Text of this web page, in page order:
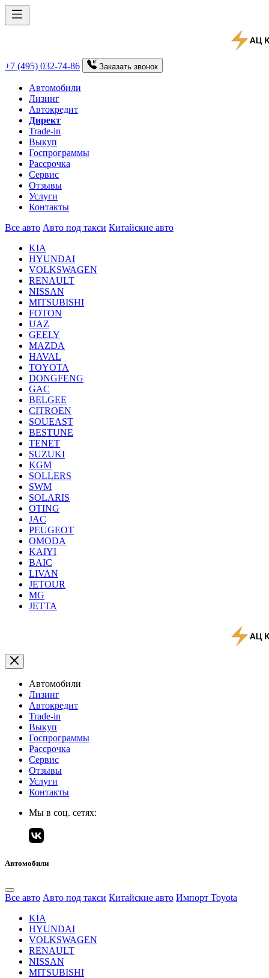
+7 (495) 032-74-86 Заказать звонок
Автомобили
Лизинг
Автокредит
Директ
Trade-in
Выкуп
Госпрограммы
Рассрочка
Сервис
Отзывы
Услуги
Контакты
Все авто Авто под такси Китайские авто
KIA
HYUNDAI
VOLKSWAGEN
RENAULT
NISSAN
MITSUBISHI
FOTON
UAZ
GEELY
MAZDA
HAVAL
TOYOTA
DONGFENG
GAC
BELGEE
CITROEN
SOUEAST
BESTUNE
TENET
SUZUKI
KGM
SOLLERS
SWM
SOLARIS
OTING
JAC
PEUGEOT
OMODA
KAIYI
BAIC
LIVAN
JETOUR
MG
JETTA
Автомобили
Лизинг
Автокредит
Trade-in
Выкуп
Госпрограммы
Рассрочка
Сервис
Отзывы
Услуги
Контакты
Мы в соц. сетях:
Автомобили
Все авто Авто под такси Китайские авто Импорт Toyota
KIA
HYUNDAI
VOLKSWAGEN
RENAULT
NISSAN
MITSUBISHI